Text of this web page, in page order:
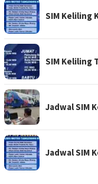
SIM Keliling
SIM Keliling
Jadwal SIM
Jadwal SIM